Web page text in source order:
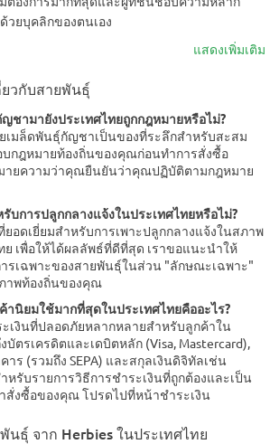
วยบุคลิกของตนเอง
แสดงเพิ่มเติม
วกับสายพันธุ์
ชามายังประเทศไทยถูกกฎหมายหรือไม่?
ยเมล็ดพันธุ์กัญชาเป็นของที่ระลึกสำหรับสะสม
กฎหมายท้องถิ่นของคุณก่อนทำการสั่งซื้อ
ายความว่าคุณยืนยันว่าคุณปฏิบัติตามกฎหมาย
บการปลูกกลางแจ้งในประเทศไทยหรือไม่?
อดเยี่ยมสำหรับการเพาะปลูกกลางแจ้งในสภาพ
ย เพื่อให้ได้ผลลัพธ์ที่ดีที่สุด เราขอแนะนำให้
รเฉพาะของสายพันธุ์ในส่วน "ลักษณะเฉพาะ"
าพท้องถิ่นของคุณ
านิยมใช้มากที่สุดในประเทศไทยคืออะไร?
ะเงินที่ปลอดภัยหลากหลายสำหรับลูกค้าใน
บัตรเครดิตและเดบิตหลัก (Visa, Mastercard),
ร (รวมถึง SEPA) และสกุลเงินดิจิทัลเช่น
หรับรายการวิธีการชำระเงินที่ถูกต้องและเป็น
งซื้อของคุณ โปรดไปที่หน้าชำระเงิน
นธุ์ จาก Herbies ในประเทศไทย